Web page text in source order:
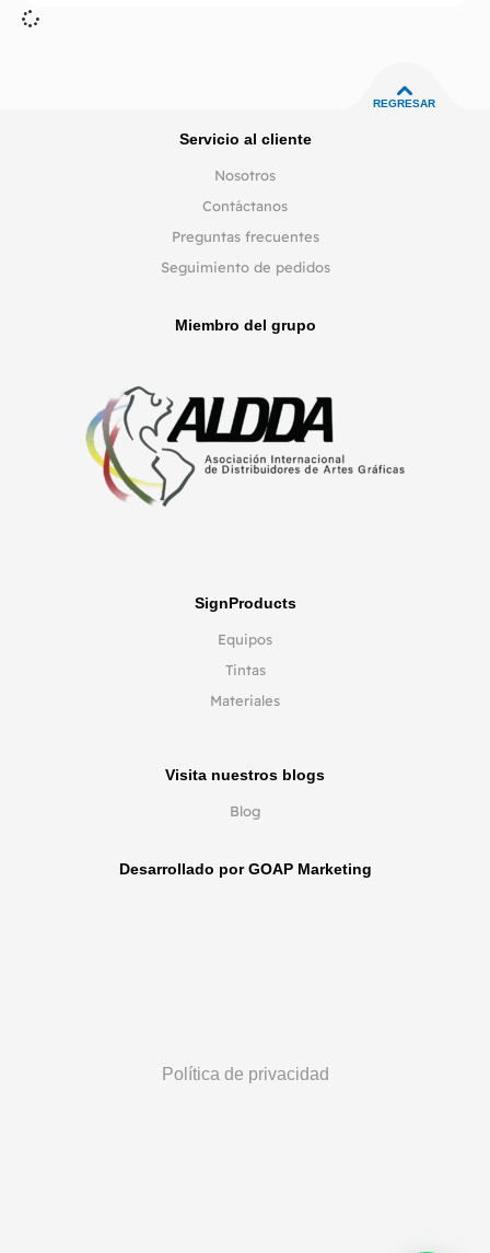
REGRESAR
Servicio al cliente
Nosotros
Contáctanos
Preguntas frecuentes
Seguimiento de pedidos
Miembro del grupo
SignProducts
Equipos
Tintas
Materiales
Desarrollado por GOAP Marketing
Política de privacidad
Visita nuestros blogs
Blog